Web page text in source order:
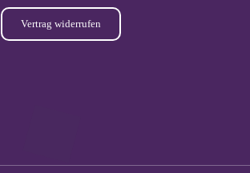
Vertrag widerrufen